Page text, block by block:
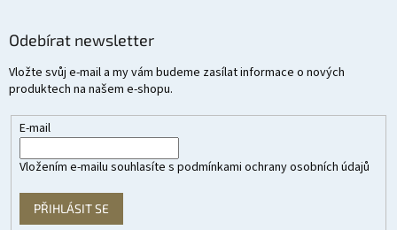
Odebírat newsletter
Vložte svůj e-mail a my vám budeme zasílat informace o nových
produktech na našem e-shopu.
E-mail
Vložením e-mailu souhlasíte s podmínkami ochrany osobních údajů
PŘIHLÁSIT SE